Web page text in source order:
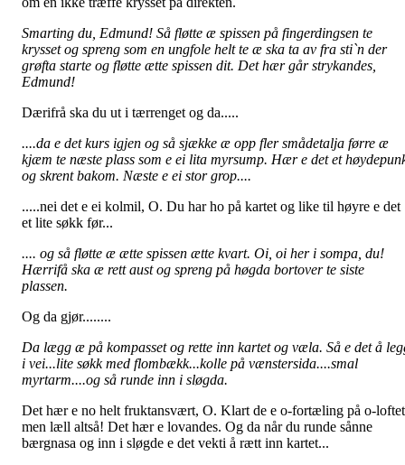
Smarting du, Edmund! Så fløtte æ spissen på fingerdingsen te
krysset og spreng som en ungfole helt te æ ska ta av fra sti`n der
grøfta starte og fløtte ætte spissen dit. Det hær går strykandes,
Edmund!
Dærifrå ska du ut i tærrenget og da.....
....da e det kurs igjen og så sjække æ opp fler smådetalja førre æ
kjæm te næste plass som e ei lita myrsump. Hær e det et
og skrent bakom. Næste e ei stor grop....
.....nei det e ei kolmil, O. Du har ho på kartet og like til høyre e det
et lite søkk før...
.... og så fløtte æ ætte spissen ætte kvart. Oi, oi her i sompa, du!
Hærrifå ska æ rett aust og spreng på høgda bortover te siste
plassen.
Og da gjør........
Da lægg æ på kompasset og rette inn kartet og væla. Så e det å
i vei...lite søkk med flombækk...kolle på vænstersida....smal
myrtarm....og så runde inn i sløgda.
Det hær e no helt fruktansvært, O. Klart de e o-fortæling på o-
men læll altså! Det hær e lovandes. Og da når du runde sånne
bærgnasa og inn i sløgde e det vekti å rætt inn kartet...